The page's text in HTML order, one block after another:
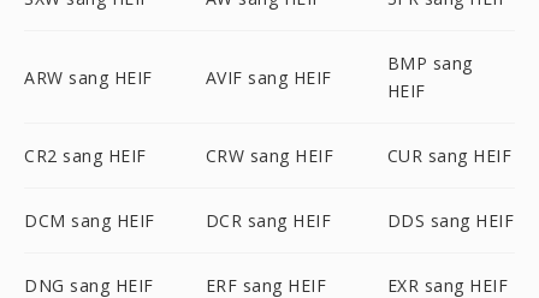
ARW sang HEIF AVIF sang HEIF
BMP sang
HEIF
CR2 sang HEIF CRW sang HEIF CUR sang HEIF
DCM sang HEIF DCR sang HEIF DDS sang HEIF
DNG sang HEIF ERF sang HEIF EXR sang HEIF